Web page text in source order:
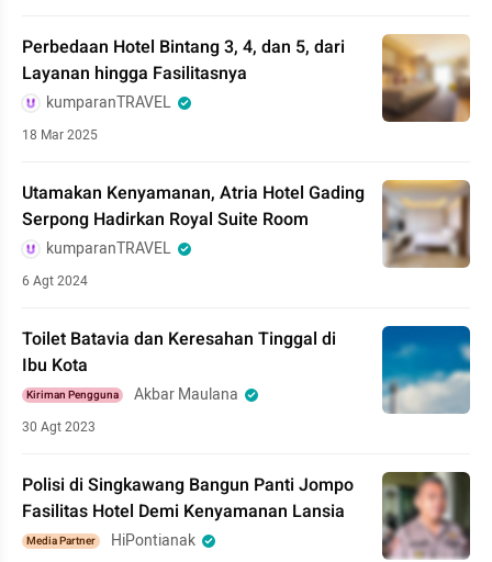
Perbedaan Hotel Bintang 3, 4, dan 5, dari
Layanan hingga Fasilitasnya
kumparanTRAVEL
18 Mar 2025
Utamakan Kenyamanan, Atria Hotel Gading
Serpong Hadirkan Royal Suite Room
kumparanTRAVEL
6 Agt 2024
Toilet Batavia dan Keresahan Tinggal di
Ibu Kota
Kiriman Pengguna Akbar Maulana
30 Agt 2023
Polisi di Singkawang Bangun Panti Jompo
Fasilitas Hotel Demi Kenyamanan Lansia
Media Partner HiPontianak